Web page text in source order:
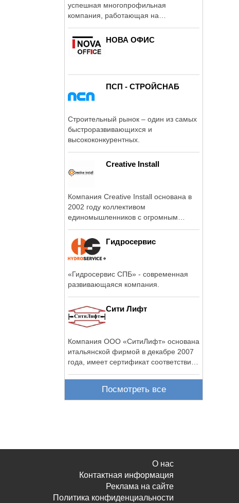
успешная многопрофильная
компания, работающая на
НОВА ОФИС
ПСП - СТРОЙСНАБ
Строительный рынок – один из самых
быстроразвивающихся и
высококонкурентных.
Creative Install
Компания Creative Install основана в
2002 году коллективом
единомышленников с огромным
Гидросервис
«Гидросервис СПБ» - современная
развивающаяся компания.
Сити Лифт
Компания ООО «СитиЛифт» основана
итальянской фирмой в декабре 2007
года, имеет сертификат соответствия
Посмотреть все
О нас
Контактная информация
Реклама на сайте
Политика конфиденциальности